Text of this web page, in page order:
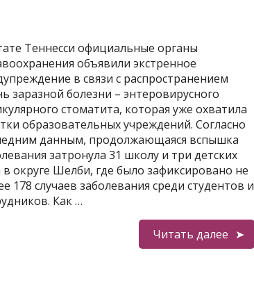
Теннесси официальные органы
объявили экстренное
в связи с распространением
заразной болезни – энтеровирусного
стоматита, которая уже охватила
образовательных учреждений. Согласно
данным, продолжающаяся вспышка
затронула 31 школу и три детских
в округе Шелби, где было зафиксировано не
178 случаев заболевания среди студентов и
Как …
Читать далее